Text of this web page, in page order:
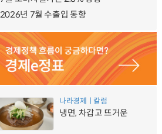
2026년 7월 수출입 동향
나라경제ㅣ칼럼
냉면, 차갑고 뜨거운